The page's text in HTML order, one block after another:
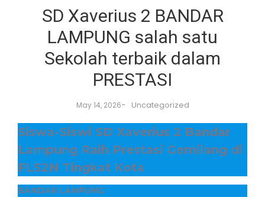
SD Xaverius 2 BANDAR
LAMPUNG salah satu
Sekolah terbaik dalam
PRESTASI
May 14, 2026- Uncategorized
Siswa-Siswi SD Xaverius 2 Bandar
Lampung Raih Prestasi Gemilang di
FLS2N Tingkat Kota
BANDAR LAMPUNG